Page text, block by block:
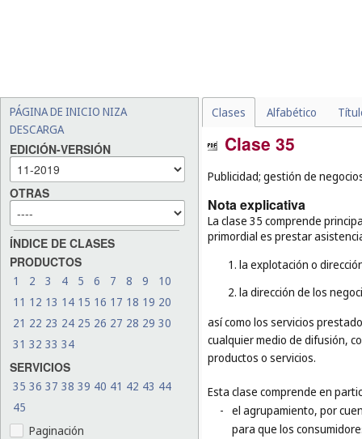
PÁGINA DE INICIO NIZA
DESCARGA
EDICIÓN-VERSIÓN
OTRAS
ÍNDICE DE CLASES
PRODUCTOS
1 2 3 4 5 6 7 8 9
10
11 12 13 14 15 16 17 18 19 20
21 22 23 24 25 26 27 28 29 30
31 32 33 34
SERVICIOS
35 36 37 38 39 40 41 42 43 44
45
Paginación
Clases Alfabético
Clase 35
Publicidad; gestión de
Nota explicativa
La clase 35 comprende
primordial es prestar
1. la explotación o
2. la dirección de los
así como los servicios
cualquier medio de difusión,
productos o servicios.
Esta clase comprende en
- el agrupamiento, por
para que los